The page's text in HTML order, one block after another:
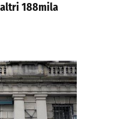
188mila